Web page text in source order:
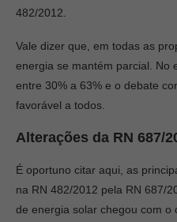
482/2012.
Vale dizer que, em todas as
energia se mantém parcial. No
entre 30% a 63% e o debate
favorável a todos.
Alterações da RN 687/
É oportuno citar aqui, as
na RN 482/2012 pela RN 687/
de energia solar chegou com o